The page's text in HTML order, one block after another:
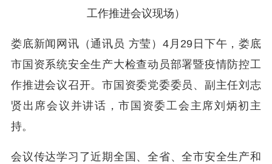
工作推进会议现场）
娄底新闻网讯（通讯员 方莹）4月29日下午，娄底
市国资系统安全生产大检查动员部署暨疫情防控工
作推进会议召开。市国资委党委委员、副主任刘志
贤出席会议并讲话，市国资委工会主席刘炳初主
持。
会议传达学习了近期全国、全省、全市安全生产和